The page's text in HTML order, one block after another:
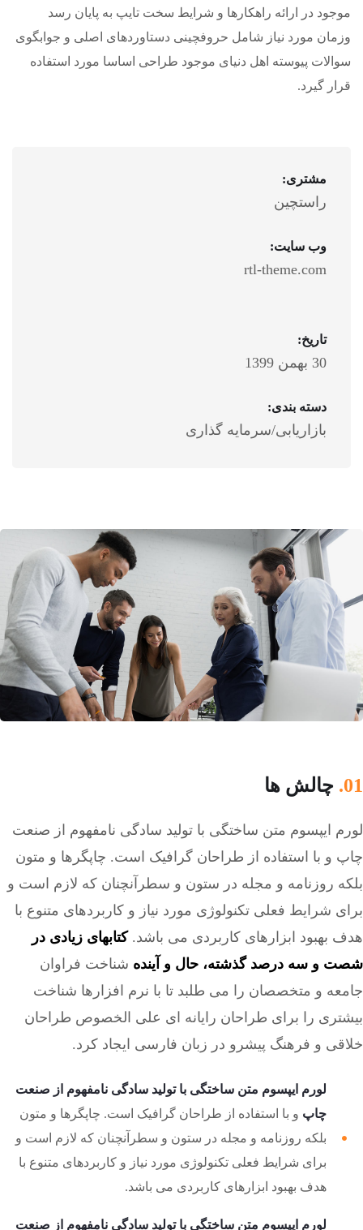
موجود در ارائه راهکارها و شرایط سخت تایپ به پایان رسد
وزمان مورد نیاز شامل حروفچینی دستاوردهای اصلی و جوابگوی
سوالات پیوسته اهل دنیای موجود طراحی اساسا مورد استفاده
قرار گیرد.
مشتری:
راستچین
وب سایت:
rtl-theme.com
تاریخ:
30 بهمن 1399
دسته بندی:
بازاریابی/سرمایه گذاری
01. چالش ها
لورم ایپسوم متن ساختگی با تولید سادگی نامفهوم از صنعت
چاپ و با استفاده از طراحان گرافیک است. چاپگرها و متون
بلکه روزنامه و مجله در ستون و سطرآنچنان که لازم است و
برای شرایط فعلی تکنولوژی مورد نیاز و کاربردهای متنوع با
هدف بهبود ابزارهای کاربردی می باشد.کتابهای زیادی در
شصت و سه درصد گذشته، حال و آینده شناخت فراوان
جامعه و متخصصان را می طلبد تا با نرم افزارها شناخت
بیشتری را برای طراحان رایانه ای علی الخصوص طراحان
خلاقی و فرهنگ پیشرو در زبان فارسی ایجاد کرد.
لورم ایپسوم متن ساختگی با تولید سادگی نامفهوم از صنعت
چاپ و با استفاده از طراحان گرافیک است. چاپگرها و متون
بلکه روزنامه و مجله در ستون و سطرآنچنان که لازم است و
برای شرایط فعلی تکنولوژی مورد نیاز و کاربردهای متنوع با
هدف بهبود ابزارهای کاربردی می باشد.
لورم ایپسوم متن ساختگی با تولید سادگی نامفهوم از صنعت